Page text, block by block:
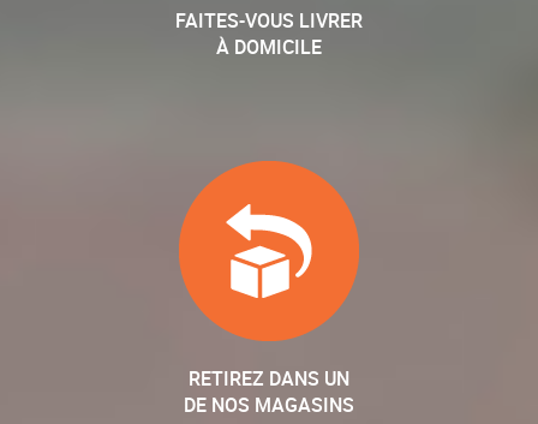
FAITES-VOUS LIVRER
À DOMICILE
RETIREZ DANS UN
DE NOS MAGASINS